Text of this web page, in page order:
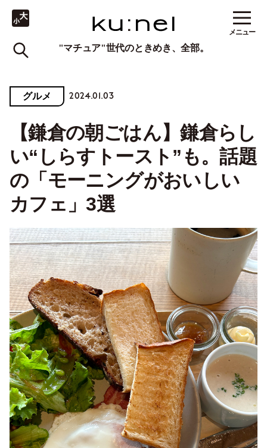
"マチュア"世代のときめき、全部。
メニュー
グルメ 2024.01.03
【鎌倉の朝ごはん】鎌倉らし
い“しらすトースト”も。話題
の「モーニングがおいしい
カフェ」3選